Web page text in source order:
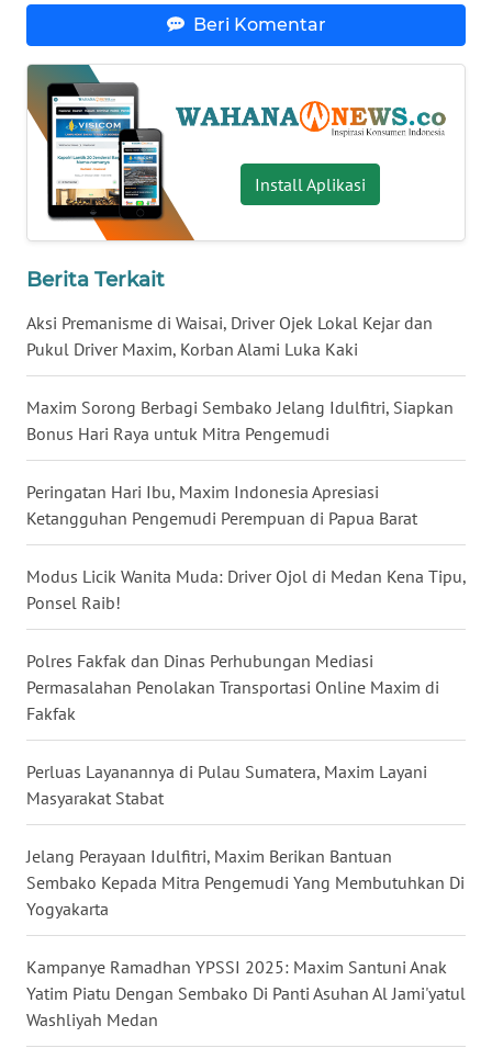
Beri Komentar
Install Aplikasi
Berita Terkait
Aksi Premanisme di Waisai, Driver Ojek Lokal Kejar dan
Pukul Driver Maxim, Korban Alami Luka Kaki
Maxim Sorong Berbagi Sembako Jelang Idulfitri, Siapkan
Bonus Hari Raya untuk Mitra Pengemudi
Peringatan Hari Ibu, Maxim Indonesia Apresiasi
Ketangguhan Pengemudi Perempuan di Papua Barat
Modus Licik Wanita Muda: Driver Ojol di Medan Kena Tipu,
Ponsel Raib!
Polres Fakfak dan Dinas Perhubungan Mediasi
Permasalahan Penolakan Transportasi Online Maxim di
Fakfak
Perluas Layanannya di Pulau Sumatera, Maxim Layani
Masyarakat Stabat
Jelang Perayaan Idulfitri, Maxim Berikan Bantuan
Sembako Kepada Mitra Pengemudi Yang Membutuhkan Di
Yogyakarta
Kampanye Ramadhan YPSSI 2025: Maxim Santuni Anak
Yatim Piatu Dengan Sembako Di Panti Asuhan Al Jami'yatul
Washliyah Medan
NUSANTARA
WN
JOGJA
WN
JATIM
WN
WN
KALBAR
WN
KALTENG
WN
WN
KALTIM
SULSEL
GORONTALO
WN
WN
MALUKU